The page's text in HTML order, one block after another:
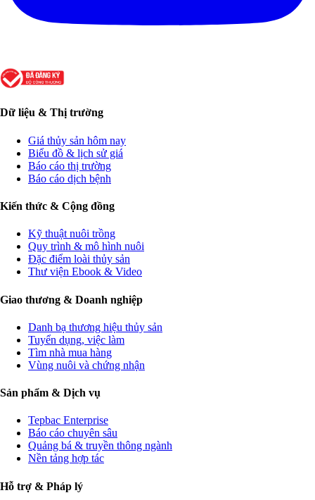
Dữ liệu & Thị trường
Giá thủy sản hôm nay
Biểu đồ & lịch sử giá
Báo cáo thị trường
Báo cáo dịch bệnh
Kiến thức & Cộng đồng
Kỹ thuật nuôi trồng
Quy trình & mô hình nuôi
Đặc điểm loài thủy sản
Thư viện Ebook & Video
Giao thương & Doanh nghiệp
Danh bạ thương hiệu thủy sản
Tuyển dụng, việc làm
Tìm nhà mua hàng
Vùng nuôi và chứng nhận
Sản phẩm & Dịch vụ
Tepbac Enterprise
Báo cáo chuyên sâu
Quảng bá & truyền thông ngành
Nền tảng hợp tác
Hỗ trợ & Pháp lý